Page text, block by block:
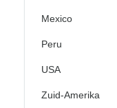
Mexico
Peru
USA
Zuid-Amerika